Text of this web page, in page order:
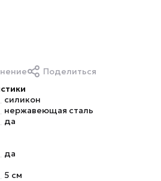
Поделиться
силикон
нержавеющая сталь
да
да
5 см